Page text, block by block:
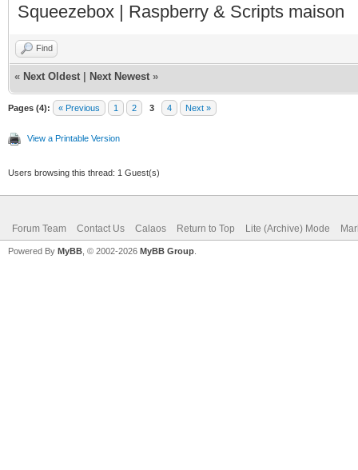
Squeezebox | Raspberry & Scripts maison
Find
« Next Oldest Next Newest »
Pages (4): « Previous 1 2 3 4 Next »
View a Printable Version
Users browsing this thread: 1 Guest(s)
Forum Team Contact Us Calaos Return to Top Lite (Archive) Mode
Powered By MyBB , © 2002-2026 MyBB Group